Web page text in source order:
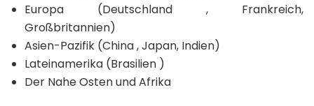
Europa (Deutschland , Frankreich,
Großbritannien)
Asien-Pazifik (China , Japan, Indien)
Lateinamerika (Brasilien )
Der Nahe Osten und Afrika